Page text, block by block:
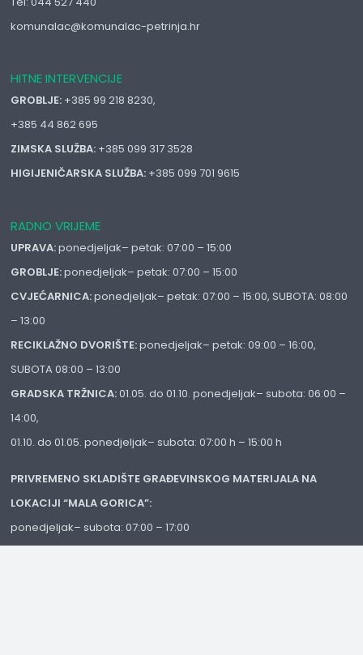
komunalac@komunalac-petrinja.hr
HITNE INTERVENCIJE
GROBLJE: +385 99 218 8230,
+385 44 862 695
ZIMSKA SLUŽBA: +385 099 317 3528
HIGIJENIČARSKA SLUŽBA: +385 099 701 9615
RADNO VRIJEME
UPRAVA:ponedjeljak– petak: 07:00 – 15:00
GROBLJE:ponedjeljak– petak: 07:00 – 15:00
CVJEĆARNICA:ponedjeljak– petak: 07:00 – 15:00, SUBOTA: 08:00
– 13:00
RECIKLAŽNO DVORIŠTE:ponedjeljak– petak: 09:00 – 16:00,
SUBOTA 08:00 – 13:00
GRADSKA TRŽNICA:01.05. do 01.10. ponedjeljak– subota: 06:00 –
14:00,
01.10. do 01.05. ponedjeljak– subota: 07:00 h – 15:00 h
PRIVREMENO SKLADIŠTE GRAĐEVINSKOG MATERIJALA NA
LOKACIJI “MALA GORICA”:
ponedjeljak– subota: 07:00 – 17:00